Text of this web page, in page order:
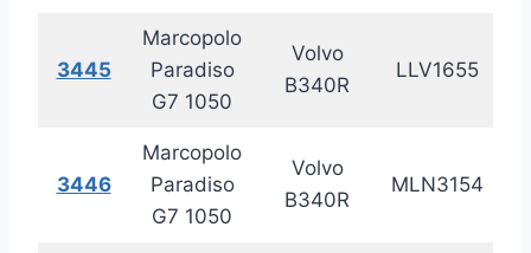
3445
Marcopolo
Paradiso
G7 1050
Volvo
B340R
LLV1655
3446
Marcopolo
Paradiso
G7 1050
Volvo
B340R
MLN3154